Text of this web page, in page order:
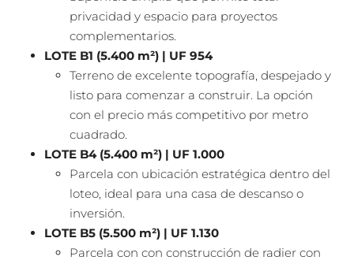
privacidad y espacio para proyectos
complementarios.
LOTE B1 (5.400 m²) | UF 954
Terreno de excelente topografía, despejado y
listo para comenzar a construir. La opción
con el precio más competitivo por metro
cuadrado.
LOTE B4 (5.400 m²) | UF 1.000
Parcela con ubicación estratégica dentro del
loteo, ideal para una casa de descanso o
inversión.
LOTE B5 (5.500 m²) | UF 1.130
Parcela con con construcción de radier con